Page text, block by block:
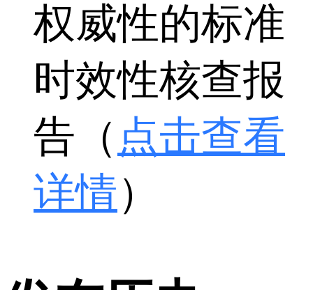
权威性的标准
时效性核查报
告（ 点击查看
详情）